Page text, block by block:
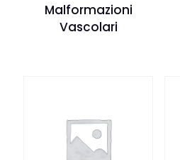
Malformazioni
Vascolari